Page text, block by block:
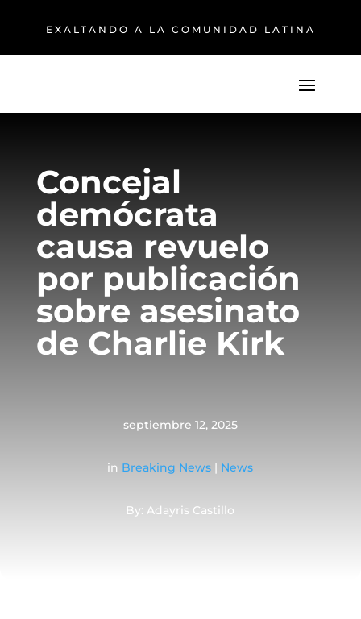
EXALTANDO A LA COMUNIDAD LATINA
Concejal
demócrata
causa revuelo
por publicación
sobre asesinato
de Charlie Kirk
septiembre 12, 2025
in Breaking News | News
By: Adayris Castillo